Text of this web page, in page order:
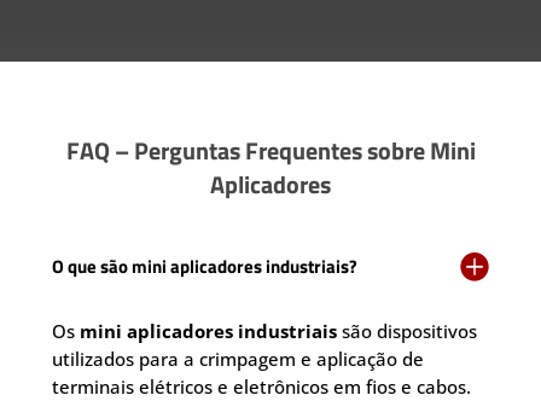
FAQ – Perguntas Frequentes sobre Mini
Aplicadores
O que são mini aplicadores industriais? 
Os mini aplicadores industriais são dispositivos
utilizados para a crimpagem e aplicação de
terminais elétricos e eletrônicos em fios e cabos.